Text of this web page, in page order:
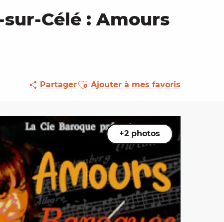
Célé : Amours
PartagerAjouter aux favoris
Ajouter à mes favoris
+2 photos